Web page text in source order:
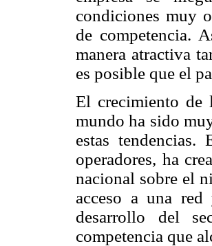
condiciones muy
de competencia.
manera atractiva
es posible que el
El crecimiento de
mundo ha sido
estas
operadores, ha
nacional sobre el
acceso a una
desarrollo del
competencia que